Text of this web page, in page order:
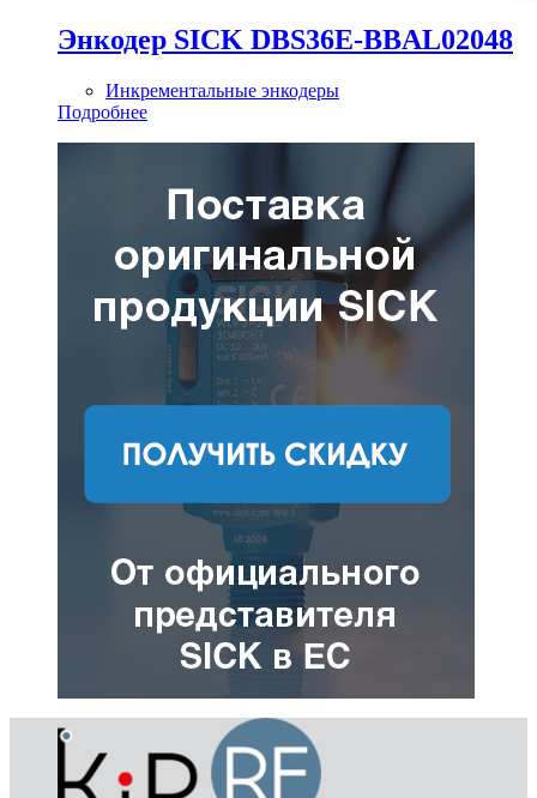
Энкодер SICK DBS36E-BBAL02048
Инкрементальные энкодеры
Подробнее